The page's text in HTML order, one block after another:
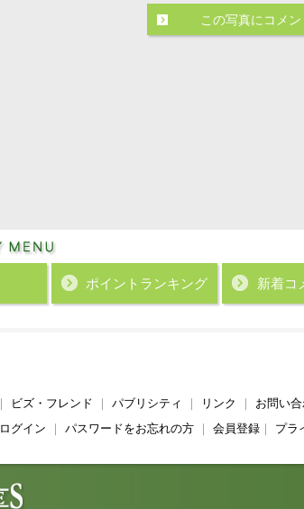
この写真にコメン
ポイント ランキング 新着コ
ビズ・フレンド パブリシティ リンク お問い
ログイン パスワードをお忘れの方｜ 会員登録｜ プラ